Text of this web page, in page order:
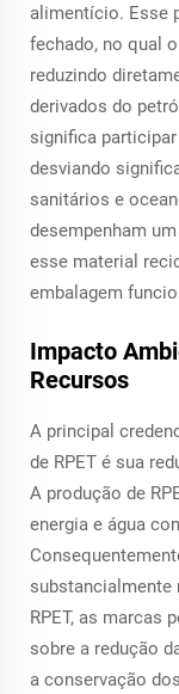
alimentício. Esse
fechado, no qual
reduzindo
derivados do
significa
desviando
sanitários e
desempenham
esse material
embalagem
Impacto
Recursos
A principal
de RPET é sua
A produção de
energia e água
substancialmente
RPET, as marcas
sobre a redução
a conservação